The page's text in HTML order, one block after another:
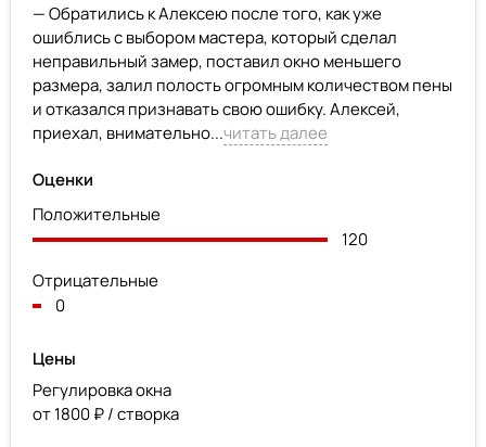
— Обратились к Алексею после того, как уже
ошиблись с выбором мастера, который сделал
неправильный замер, поставил окно меньшего
размера, залил полость огромным количеством пены
и отказался признавать свою ошибку. Алексей,
приехал, внимательно...читать далее
Оценки
Положительные
120
Отрицательные
0
Цены
Регулировка окна
от 1800 ₽ / створка